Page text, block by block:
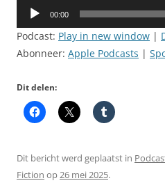
Audiospeler
00:00
Podcast: Play in new window |
Abonneer: Apple Podcasts |
Dit delen:
Dit bericht werd geplaatst in
Fiction op26 mei 2025.